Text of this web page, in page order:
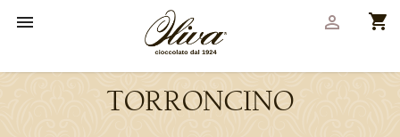
 shopping_cart

TORRONCINO